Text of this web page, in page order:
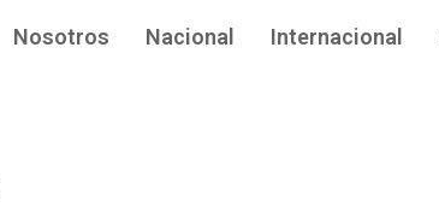
Nosotros Nacional Internacional